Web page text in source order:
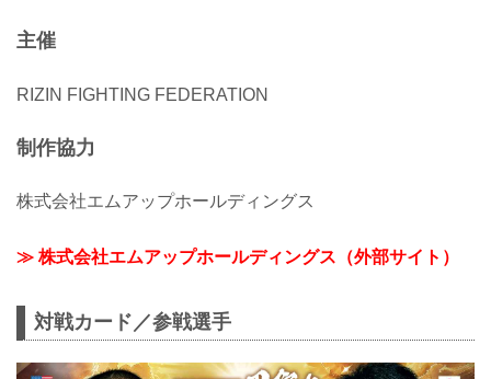
主催
RIZIN FIGHTING FEDERATION
制作協力
株式会社エムアップホールディングス
≫ 株式会社エムアップホールディングス（外部サイト）
対戦カード／参戦選手